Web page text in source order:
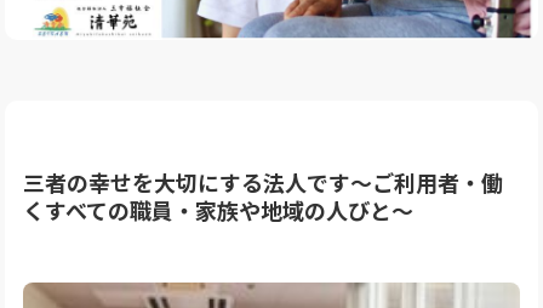
三者の幸せを大切にする法人です～ご利用者・働
くすべての職員・家族や地域の人びと～